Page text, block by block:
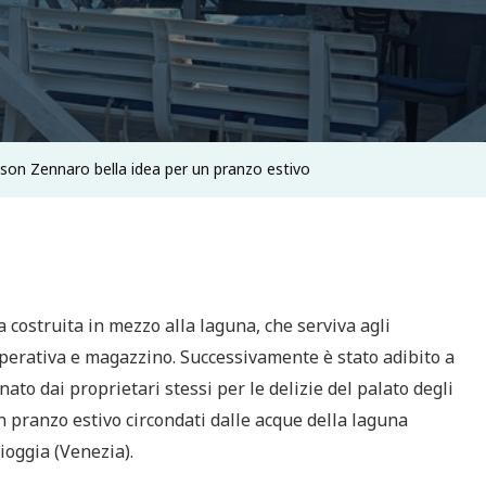
Zennaro bella idea per un pranzo estivo
in mezzo alla laguna, che serviva agli
e magazzino. Successivamente è stato adibito a
dai proprietari stessi per le delizie del palato degli
pranzo estivo circondati dalle acque della laguna
(Venezia).